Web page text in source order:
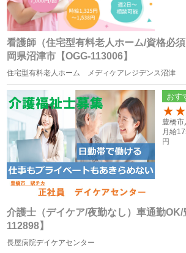
本サービスに関するご意見、お問い合わ
個人情報の第三者への提供
当社は、次に掲げる場合を除き、お客様の
に提供することはございません。
（１） ご本人様の同意がある場合
（２） 法令に基づく場合
（３） 人の生命、身体又は財産の保護のた
合であって、ご本人様の同意を得ることが
（４） 公衆衛生の向上又は児童の健全な育
特に必要がある場合であって、ご本人様の
困難な場合
看護師（住宅型有料老人ホーム/資格必
岡県沼津市【OGG-113006】
住宅型有料老人ホーム メディケアレジデンス沼津
介護士（デイケア/夜勤なし）車通勤
112898】
長屋病院デイケアセンター
おす
100
豊橋
月給
円